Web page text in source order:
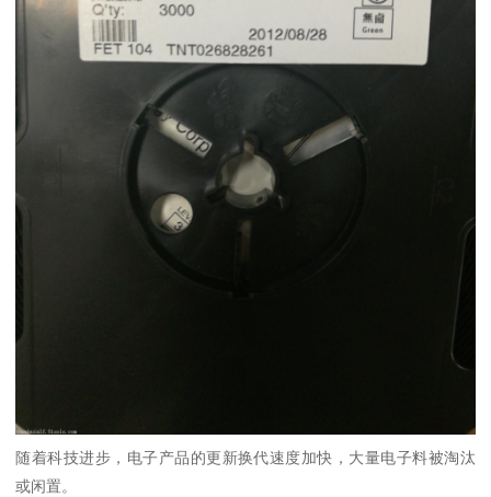
随着科技进步，电子产品的更新换代速度加快，大量电子料被淘汰
或闲置。